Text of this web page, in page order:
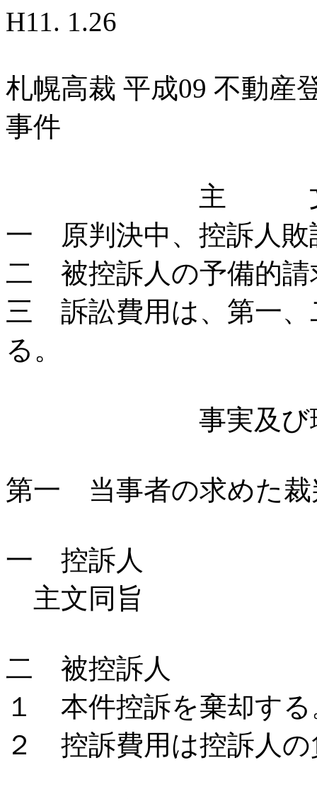
H11. 1.26
札幌高裁 平成09 不動産
事件
主
一 原判決中、控訴人敗
二 被控訴人の予備的請
三 訴訟費用は、第一、
る。
事実及び理
第一 当事者の求めた裁
一 控訴人
主文同旨
二 被控訴人
１ 本件控訴を棄却する
２ 控訴費用は控訴人の